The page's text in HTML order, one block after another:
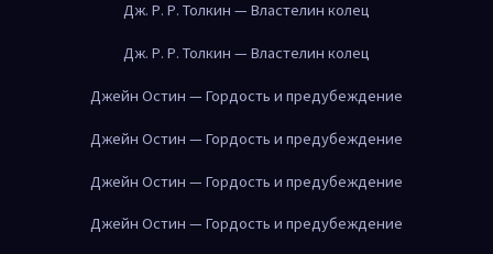
Дж. Р. Р. Толкин — Властелин колец
Дж. Р. Р. Толкин — Властелин колец
Джейн Остин — Гордость и предубеждение
Джейн Остин — Гордость и предубеждение
Джейн Остин — Гордость и предубеждение
Джейн Остин — Гордость и предубеждение